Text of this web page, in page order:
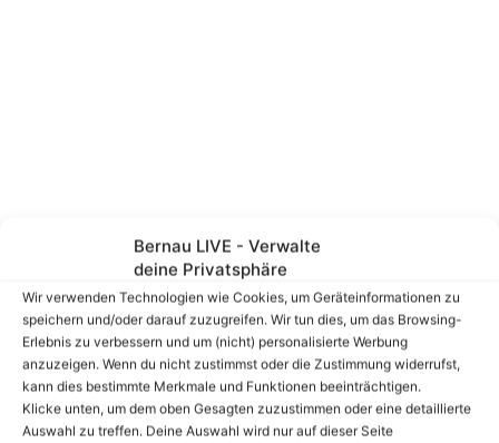
Bernau LIVE - Verwalte
deine Privatsphäre
Wir verwenden Technologien wie Cookies, um Geräteinformationen zu
speichern und/oder darauf zuzugreifen. Wir tun dies, um das Browsing-
Erlebnis zu verbessern und um (nicht) personalisierte Werbung
anzuzeigen. Wenn du nicht zustimmst oder die Zustimmung widerrufst,
kann dies bestimmte Merkmale und Funktionen beeinträchtigen.
Klicke unten, um dem oben Gesagten zuzustimmen oder eine detaillierte
Auswahl zu treffen. Deine Auswahl wird nur auf dieser Seite